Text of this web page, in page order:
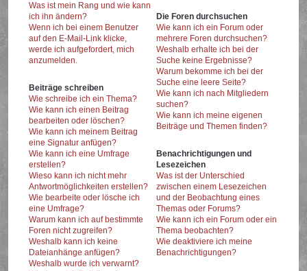
Was ist mein Rang und wie kann
ich ihn ändern?
Wenn ich bei einem Benutzer
auf den E-Mail-Link klicke,
werde ich aufgefordert, mich
anzumelden.
Beiträge schreiben
Wie schreibe ich ein Thema?
Wie kann ich einen Beitrag
bearbeiten oder löschen?
Wie kann ich meinem Beitrag
eine Signatur anfügen?
Wie kann ich eine Umfrage
erstellen?
Wieso kann ich nicht mehr
Antwortmöglichkeiten erstellen?
Wie bearbeite oder lösche ich
eine Umfrage?
Warum kann ich auf bestimmte
Foren nicht zugreifen?
Weshalb kann ich keine
Dateianhänge anfügen?
Weshalb wurde ich verwarnt?
Die Foren durchsuchen
Wie kann ich ein Forum oder
mehrere Foren durchsuchen?
Weshalb erhalte ich bei der
Suche keine Ergebnisse?
Warum bekomme ich bei der
Suche eine leere Seite?
Wie kann ich nach Mitgliedern
suchen?
Wie kann ich meine eigenen
Beiträge und Themen finden?
Benachrichtigungen und
Lesezeichen
Was ist der Unterschied
zwischen einem Lesezeichen
und der Beobachtung eines
Themas oder Forums?
Wie kann ich ein Forum oder ein
Thema beobachten?
Wie deaktiviere ich meine
Benachrichtigungen?